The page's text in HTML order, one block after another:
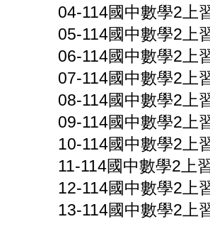
04-114國中數學2上
05-114國中數學2上
06-114國中數學2上
07-114國中數學2上
08-114國中數學2上
09-114國中數學2上
10-114國中數學2上
11-114國中數學2上
12-114國中數學2上
13-114國中數學2上